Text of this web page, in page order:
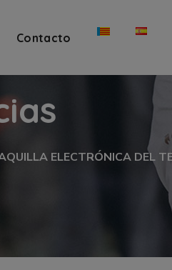
Contacto
ELECTRÓNICA DEL